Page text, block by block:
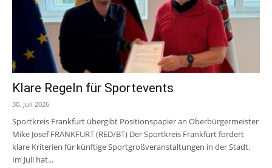
Klare Regeln für Sportevents
30. Juli 2026
Sportkreis Frankfurt übergibt Positionspapier an Oberbürgermeister
Mike Josef FRANKFURT (RED/BT) Der Sportkreis Frankfurt fordert
klare Kriterien für künftige Sportgroßveranstaltungen in der Stadt.
Im Juli hat...